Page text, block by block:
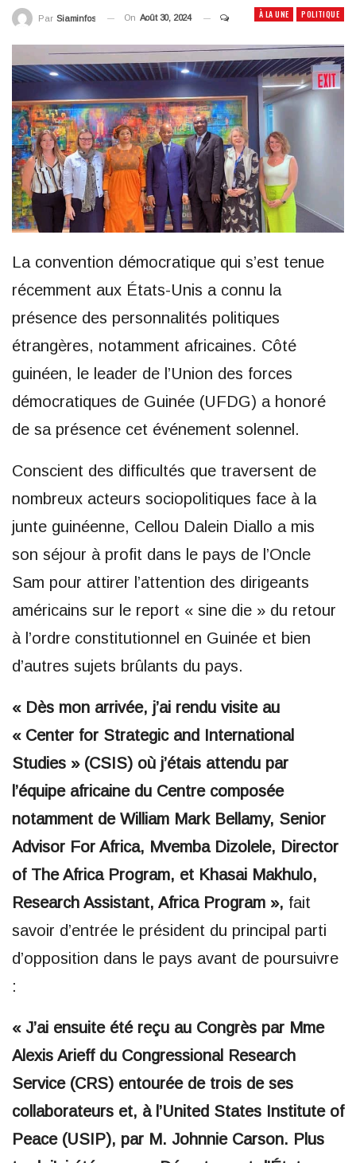
À LA UNE POLITIQUE
Par Siaminfos On Août 30, 2024
La convention démocratique qui s’est tenue
récemment aux États-Unis a connu la
présence des personnalités politiques
étrangères, notamment africaines. Côté
guinéen, le leader de l’Union des forces
démocratiques de Guinée (UFDG) a honoré
de sa présence cet événement solennel.
Conscient des difficultés que traversent de
nombreux acteurs sociopolitiques face à la
junte guinéenne, Cellou Dalein Diallo a mis
son séjour à profit dans le pays de l’Oncle
Sam pour attirer l’attention des dirigeants
américains sur le report « sine die » du retour
à l’ordre constitutionnel en Guinée et bien
d’autres sujets brûlants du pays.
« Dès mon arrivée, j’ai rendu visite au
« Center for Strategic and International
Studies » (CSIS) où j’étais attendu par
l’équipe africaine du Centre composée
notamment de William Mark Bellamy, Senior
Advisor For Africa, Mvemba Dizolele, Director
of The Africa Program, et Khasai Makhulo,
Research Assistant, Africa Program », fait
savoir d’entrée le président du principal parti
d’opposition dans le pays avant de poursuivre
:
« J’ai ensuite été reçu au Congrès par Mme
Alexis Arieff du Congressional Research
Service (CRS) entourée de trois de ses
collaborateurs et, à l’United States Institute of
Peace (USIP), par M. Johnnie Carson. Plus